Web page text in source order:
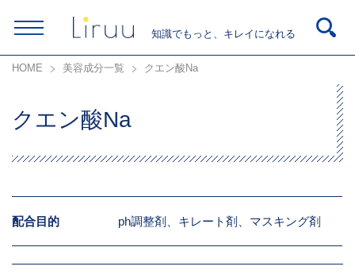
知識でもっと、キレイになれる
HOME 美容成分一覧 クエン酸Na
クエン酸Na
配合目的 ph調整剤、キレート剤、マスキング剤